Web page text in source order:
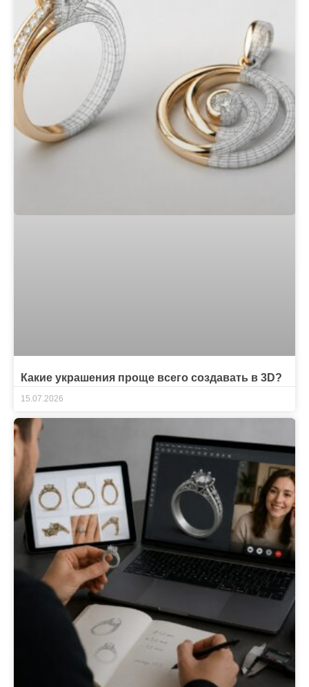
Какие украшения проще всего создавать в 3D?
15.07.2026